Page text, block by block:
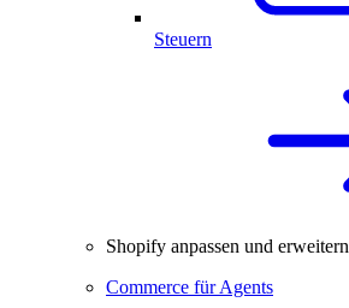
Steuern
Shopify anpassen und erweitern
Commerce für Agents